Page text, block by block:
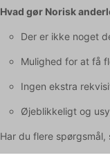
Hvad gør Norisk
Der er ikke noget
Mulighed for at få
Ingen ekstra
Øjeblikkeligt og
Har du flere spørgsmål,